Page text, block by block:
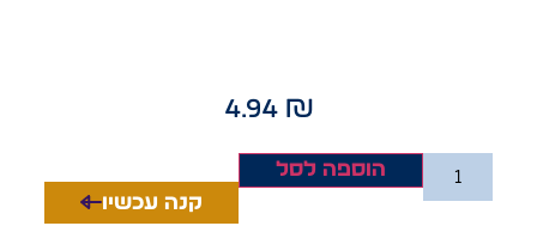
4.94₪
הוספה לסל
קנה עכשיו